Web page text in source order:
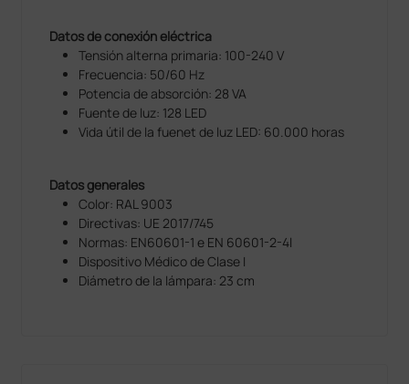
Datos de conexión eléctrica
Tensión alterna primaria: 100-240 V
Frecuencia: 50/60 Hz
Potencia de absorción: 28 VA
Fuente de luz: 128 LED
Vida útil de la fuenet de luz LED: 60.000 horas
Datos generales
Color: RAL 9003
Directivas: UE 2017/745
Normas: EN60601-1 e EN 60601-2-4l
Dispositivo Médico de Clase I
Diámetro de la lámpara: 23 cm